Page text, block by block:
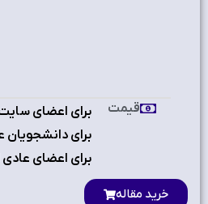
برای اعضای سایت : ۱٠٠,٠٠٠
برای دانشجویان عضو
برای اعضای عادی انجمن :
قیمت
خرید مقاله